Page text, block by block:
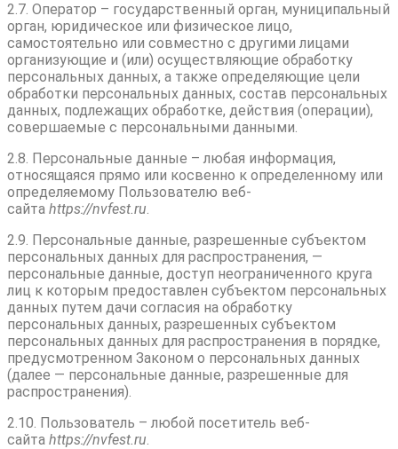
2.7. Оператор – государственный орган, муниципальный
орган, юридическое или физическое лицо,
самостоятельно или совместно с другими лицами
организующие и (или) осуществляющие обработку
персональных данных, а также определяющие цели
обработки персональных данных, состав персональных
данных, подлежащих обработке, действия (операции),
совершаемые с персональными данными.
2.8. Персональные данные – любая информация,
относящаяся прямо или косвенно к определенному или
определяемому Пользователю веб-
сайта httpsː//nvfest.ru.
2.9. Персональные данные, разрешенные субъектом
персональных данных для распространения, —
персональные данные, доступ неограниченного круга
лиц к которым предоставлен субъектом персональных
данных путем дачи согласия на обработку
персональных данных, разрешенных субъектом
персональных данных для распространения в порядке,
предусмотренном Законом о персональных данных
(далее — персональные данные, разрешенные для
распространения).
2.10. Пользователь – любой посетитель веб-
сайта httpsː//nvfest.ru.